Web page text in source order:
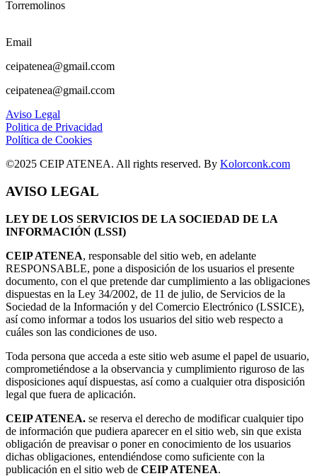
Torremolinos
Email
ceipatenea@gmail.ccom
ceipatenea@gmail.ccom
Aviso Legal
Politica de Privacidad
Política de Cookies
©2025 CEIP ATENEA. All rights reserved. By Kolorconk.com
AVISO LEGAL
LEY DE LOS SERVICIOS DE LA SOCIEDAD DE LA
INFORMACIÓN (LSSI)
CEIP ATENEA, responsable del sitio web, en adelante
RESPONSABLE, pone a disposición de los usuarios el presente
documento, con el que pretende dar cumplimiento a las obligaciones
dispuestas en la Ley 34/2002, de 11 de julio, de Servicios de la
Sociedad de la Información y del Comercio Electrónico (LSSICE),
así como informar a todos los usuarios del sitio web respecto a
cuáles son las condiciones de uso.
Toda persona que acceda a este sitio web asume el papel de usuario,
comprometiéndose a la observancia y cumplimiento riguroso de las
disposiciones aquí dispuestas, así como a cualquier otra disposición
legal que fuera de aplicación.
CEIP ATENEA. se reserva el derecho de modificar cualquier tipo
de información que pudiera aparecer en el sitio web, sin que exista
obligación de preavisar o poner en conocimiento de los usuarios
dichas obligaciones, entendiéndose como suficiente con la
publicación en el sitio web de CEIP ATENEA.